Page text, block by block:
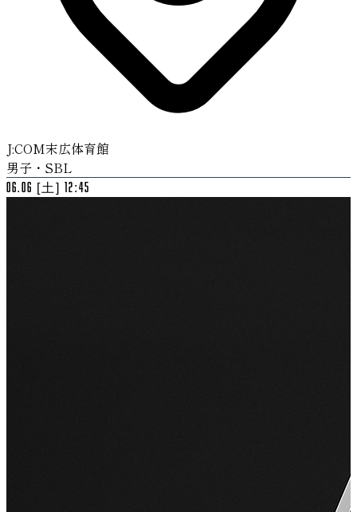
J:COM末広体育館
男子・SBL
06.06 [土] 12:45